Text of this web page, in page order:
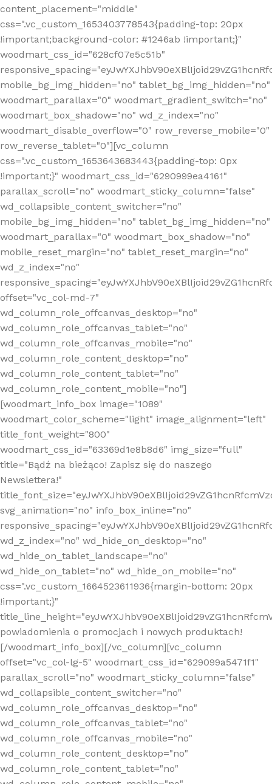
content_placement="middle"
css=".vc_custom_1653403778543{padding-top: 20px
!important;background-color: #1246ab !important;}"
woodmart_css_id="628cf07e5c51b"
mobile_bg_img_hidden="no" tablet_bg_img_hidden="no"
woodmart_parallax="0" woodmart_gradient_switch="no"
woodmart_box_shadow="no" wd_z_index="no"
woodmart_disable_overflow="0" row_reverse_mobile="0"
row_reverse_tablet="0"][vc_column
css=".vc_custom_1653643683443{padding-top: 0px
!important;}" woodmart_css_id="6290999ea4161"
parallax_scroll="no" woodmart_sticky_column="false"
wd_collapsible_content_switcher="no"
mobile_bg_img_hidden="no" tablet_bg_img_hidden="no"
woodmart_parallax="0" woodmart_box_shadow="no"
mobile_reset_margin="no" tablet_reset_margin="no"
wd_z_index="no"
offset="vc_col-md-7"
wd_column_role_offcanvas_desktop="no"
wd_column_role_offcanvas_tablet="no"
wd_column_role_offcanvas_mobile="no"
wd_column_role_content_desktop="no"
wd_column_role_content_tablet="no"
wd_column_role_content_mobile="no"]
[woodmart_info_box image="1089"
woodmart_color_scheme="light" image_alignment="left"
title_font_weight="800"
woodmart_css_id="63369d1e8b8d6" img_size="full"
title="Bądź na bieżąco! Zapisz się do naszego
Newslettera!"
svg_animation="no" info_box_inline="no"
wd_z_index="no" wd_hide_on_desktop="no"
wd_hide_on_tablet_landscape="no"
wd_hide_on_tablet="no" wd_hide_on_mobile="no"
css=".vc_custom_1664523611936{margin-bottom: 20px
!important;}"
powiadomienia o promocjach i nowych produktach!
[/woodmart_info_box][/vc_column][vc_column
offset="vc_col-lg-5" woodmart_css_id="629099a5471f1"
parallax_scroll="no" woodmart_sticky_column="false"
wd_collapsible_content_switcher="no"
wd_column_role_offcanvas_desktop="no"
wd_column_role_offcanvas_tablet="no"
wd_column_role_offcanvas_mobile="no"
wd_column_role_content_desktop="no"
wd_column_role_content_tablet="no"